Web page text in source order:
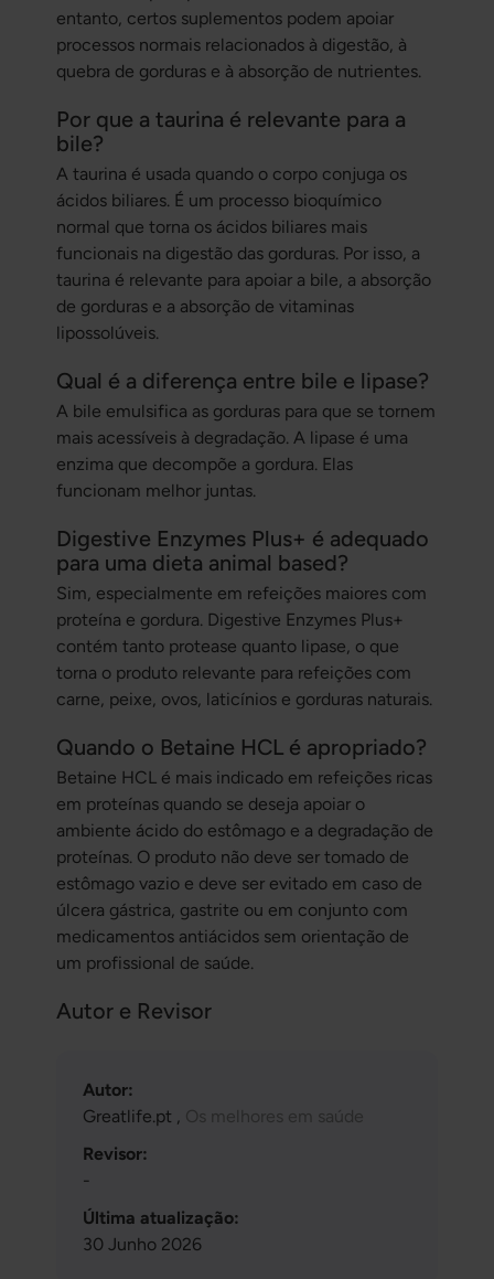
entanto, certos suplementos podem apoiar
processos normais relacionados à digestão, à
quebra de gorduras e à absorção de nutrientes.
Por que a taurina é relevante para a
bile?
A taurina é usada quando o corpo conjuga os
ácidos biliares. É um processo bioquímico
normal que torna os ácidos biliares mais
funcionais na digestão das gorduras. Por isso, a
taurina é relevante para apoiar a bile, a absorção
de gorduras e a absorção de vitaminas
lipossolúveis.
Qual é a diferença entre bile e lipase?
A bile emulsifica as gorduras para que se tornem
mais acessíveis à degradação. A lipase é uma
enzima que decompõe a gordura. Elas
funcionam melhor juntas.
Digestive Enzymes Plus+ é adequado
para uma dieta animal based?
Sim, especialmente em refeições maiores com
proteína e gordura. Digestive Enzymes Plus+
contém tanto protease quanto lipase, o que
torna o produto relevante para refeições com
carne, peixe, ovos, laticínios e gorduras naturais.
Quando o Betaine HCL é apropriado?
Betaine HCL é mais indicado em refeições ricas
em proteínas quando se deseja apoiar o
ambiente ácido do estômago e a degradação de
proteínas. O produto não deve ser tomado de
estômago vazio e deve ser evitado em caso de
úlcera gástrica, gastrite ou em conjunto com
medicamentos antiácidos sem orientação de
um profissional de saúde.
Autor e Revisor
Autor:
Greatlife.pt , Os melhores em saúde
Revisor:
-
Última atualização:
30 Junho 2026